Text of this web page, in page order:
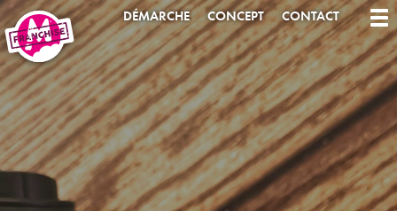
DÉMARCHE CONCEPT CONTACT